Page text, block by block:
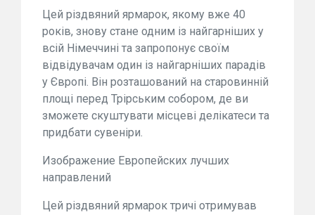
Цей різдвяний ярмарок, якому вже 40
років, знову стане одним із найгарніших у
всій Німеччині та запропонує своїм
відвідувачам один із найгарніших парадів
у Європі. Він розташований на старовинній
площі перед Трірським собором, де ви
зможете скуштувати місцеві делікатеси та
придбати сувеніри.
Изображение Европейских лучших
направлений
Цей різдвяний ярмарок тричі отримував